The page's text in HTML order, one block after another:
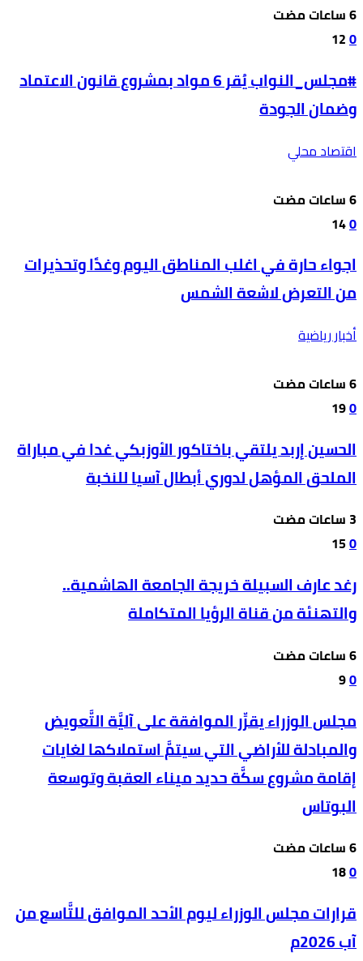
0
12
#مجلس_النواب يُقر 6 مواد بمشروع قانون الاعتماد
وضمان الجودة
اقتصاد محلي
0
14
اجواء حارة في اغلب المناطق اليوم وغدًا وتحذيرات
من التعرض لاشعة الشمس
أخبار رياضية
0
19
الحسين إربد يلتقي باختاكور الأوزبكي غدا في مباراة
الملحق المؤهل لدوري أبطال آسيا للنخبة
0
15
رغد عارف السبيلة خريجة الجامعة الهاشمية..
والتهنئة من قناة الرؤيا المتكاملة
0
9
مجلس الوزراء يقرِّر الموافقة على آليَّة التَّعويض
والمبادلة للأراضي التي سيتمَّ استملاكها لغايات
إقامة مشروع سكَّة حديد ميناء العقبة وتوسعة
البوتاس
0
18
قرارات مجلس الوزراء ليوم الأحد الموافق للتَّاسع من
آب 2026م